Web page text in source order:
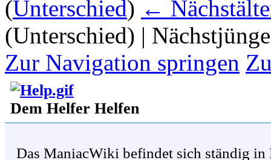
(Unterschied) ←
(Unterschied) |
Zur Navigation springen
Dem Helfer Helfen
Das ManiacWiki befindet sich ständig